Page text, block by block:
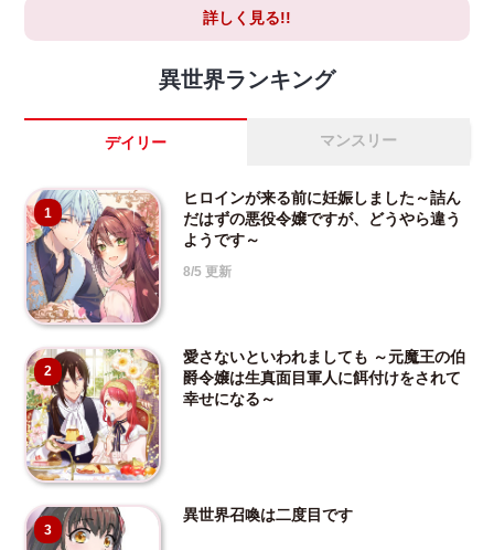
詳しく見る!!
異世界ランキング
デイリー マンスリー
1
ヒロインが来る前に妊娠しました～詰ん
だはずの悪役令嬢ですが、どうやら違う
ようです～
8/5 更新
2
愛さないといわれましても ～元魔王の伯
爵令嬢は生真面目軍人に餌付けをされて
幸せになる～
3
異世界召喚は二度目です